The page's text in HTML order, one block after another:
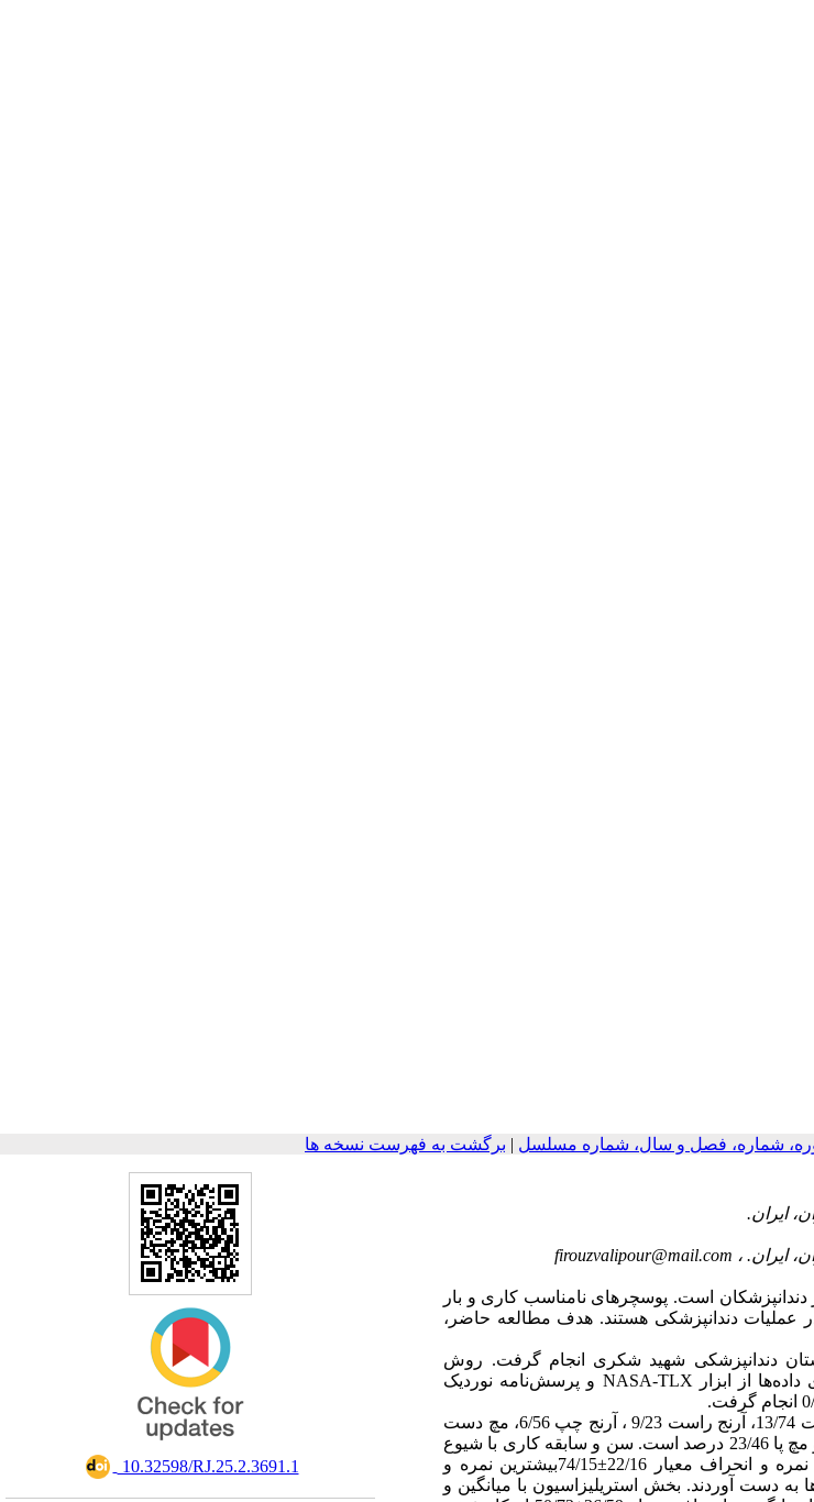
شماره، فصل و سال، شماره مسلسل | برگشت به فهرست نسخه ها
‎ 10.32598/RJ.25.2.3691.1
firouzvalipour@mail.com
است. پوسچرهای نامناسب کاری و بار
2 عامل مهم بروز خطای انسانی در عملیات دندانپزشکی هستند. هدف مطالعه حاضر،
توصیفی‌مقطعی است که در سال 1400 در بیمارستان دندانپزشکی شهید شکری انجام گرفت. روش
نمونه‌گیری به‌صورت نمونه‌گیری هدفمند بود و 42 نفر وارد مطالعه شدند. به‌منظور جمع‌آوری داده‌ها از ابزار NASA-TLX و پرسش‌نامه نوردیک
نتایج نشان داد میانگین درصد اختلالات در ناحیه گردن 3/01، شانه چپ 11/76، شانه راست 13/74، آرنج راست 9/23 ، آرنج چپ 6/56، مچ دست
راست 28، مچ دست چپ 25/06، ناحیه فوقانی پشت 20/1، کمر13/8، باسن و ران 17/1، زانو 26و مچ پا 23/46 درصد است. سن و سابقه کاری با شیوع
اختلالات اسکلتی‌عضلانی رابطه معنی‌داری داشت (P<0/05). مؤلفه سعی و تلاش با میانگین نمره و انحراف معیار 22/16±‌74/15بیشترین نمره و
را نسبت به سایر مؤلفه‌ها به دست آوردند. بخش استریلیزاسیون با میانگین و